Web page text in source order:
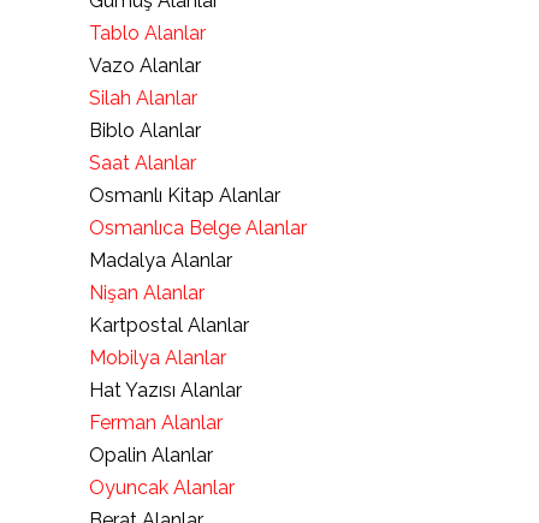
Tablo Alanlar
Vazo Alanlar
Silah Alanlar
Biblo Alanlar
Saat Alanlar
Osmanlı Kitap Alanlar
Osmanlıca Belge Alanlar
Madalya Alanlar
Nişan Alanlar
Kartpostal Alanlar
Mobilya Alanlar
Hat Yazısı Alanlar
Ferman Alanlar
Opalin Alanlar
Oyuncak Alanlar